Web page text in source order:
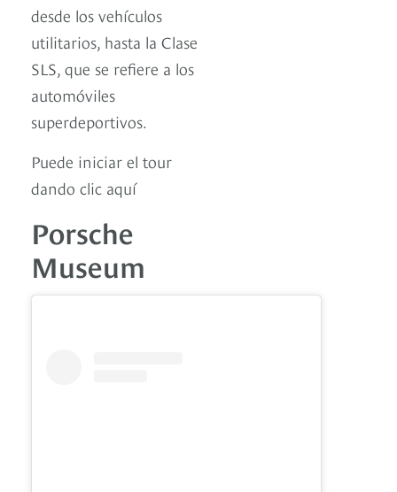
desde los vehículos
utilitarios, hasta la Clase
SLS, que se refiere a los
automóviles
superdeportivos.
Puede iniciar el tour
dando clic aquí
Porsche
Museum